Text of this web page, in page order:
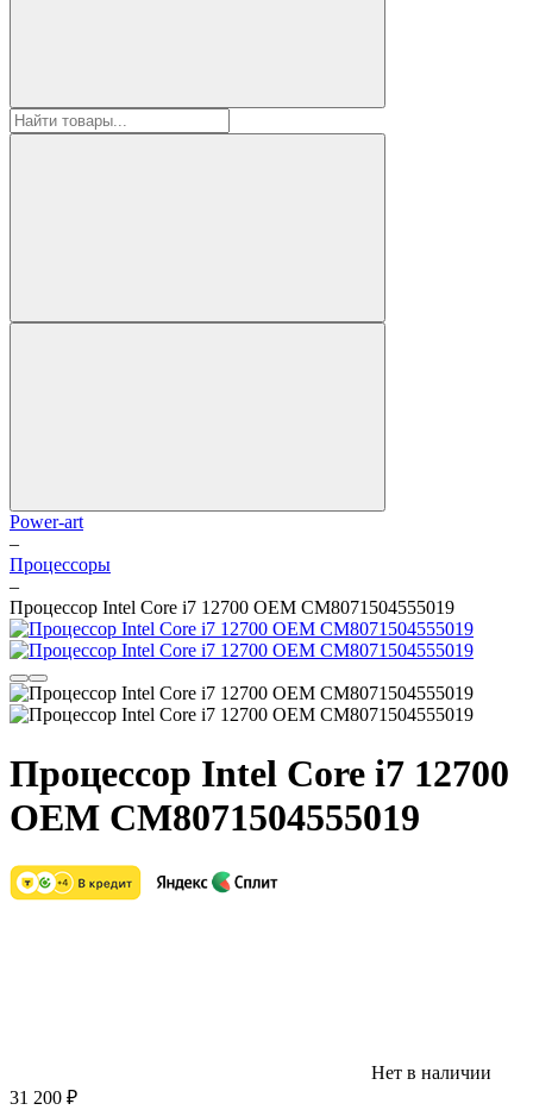
Power-art
–
Процессоры
–
Процессор Intel Core i7 12700 OEM CM8071504555019
Процессор Intel Core i7 12700
OEM CM8071504555019
Нет в наличии
31 200 ₽